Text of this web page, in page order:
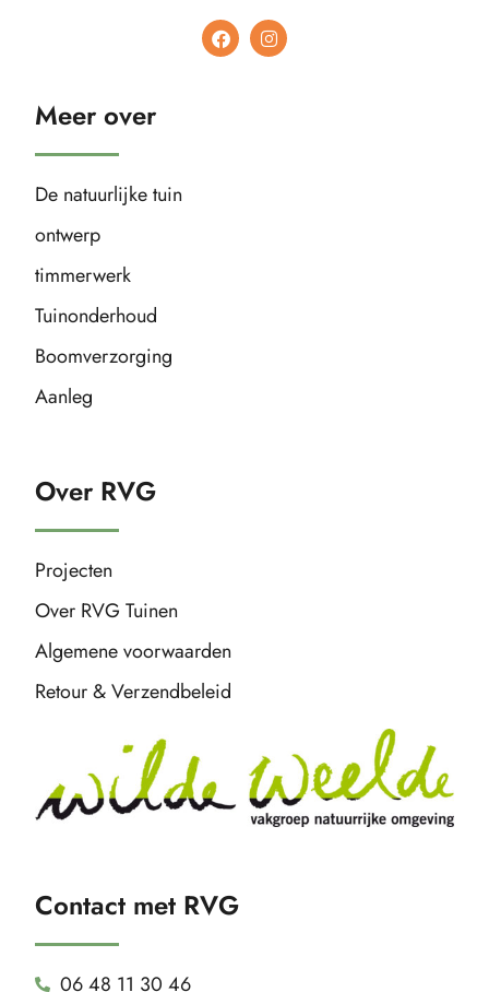
Meer over
De natuurlijke tuin
ontwerp
timmerwerk
Tuinonderhoud
Boomverzorging
Aanleg
Over RVG
Projecten
Over RVG Tuinen
Algemene voorwaarden
Retour & Verzendbeleid
Contact met RVG
06 48 11 30 46